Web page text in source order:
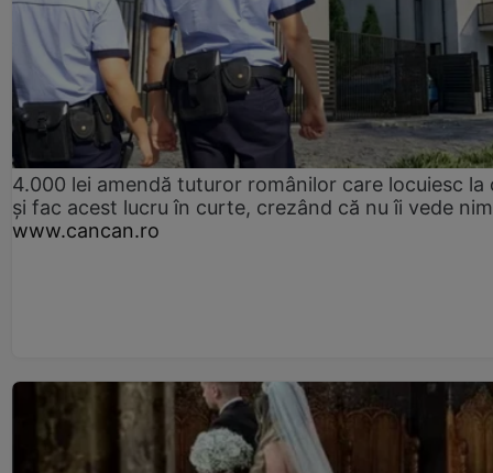
4.000 lei amendă tuturor românilor care locuiesc la
și fac acest lucru în curte, crezând că nu îi vede
www.cancan.ro